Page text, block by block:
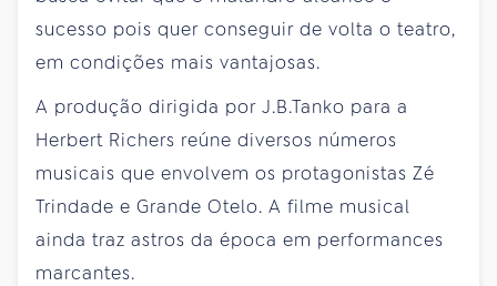
sucesso pois quer conseguir de volta o teatro,
em condições mais vantajosas.
A produção dirigida por J.B.Tanko para a
Herbert Richers reúne diversos números
musicais que envolvem os protagonistas Zé
Trindade e Grande Otelo. A filme musical
ainda traz astros da época em performances
marcantes.